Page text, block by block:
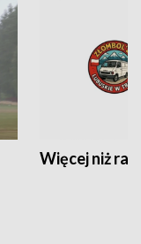
Więcej niż rajd